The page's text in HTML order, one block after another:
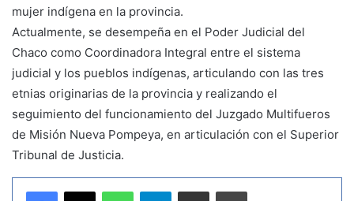
mujer indígena en la provincia.
Actualmente, se desempeña en el Poder Judicial del
Chaco como Coordinadora Integral entre el sistema
judicial y los pueblos indígenas, articulando con las tres
etnias originarias de la provincia y realizando el
seguimiento del funcionamiento del Juzgado Multifueros
de Misión Nueva Pompeya, en articulación con el Superior
Tribunal de Justicia.
Telegram